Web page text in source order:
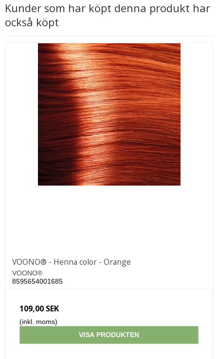
Kunder som har köpt denna produkt har
också köpt
VOONO® - Henna color - Orange
VOONO®
8595654001685
109,00 SEK
(inkl. moms)
VISA PRODUKTEN